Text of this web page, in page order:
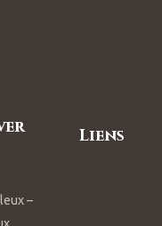
–
Liens